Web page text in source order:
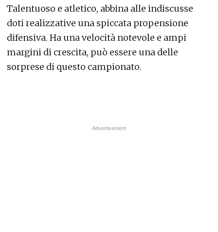
Talentuoso e atletico, abbina alle indiscusse
doti realizzative una spiccata propensione
difensiva. Ha una velocità notevole e ampi
margini di crescita, può essere una delle
sorprese di questo campionato.